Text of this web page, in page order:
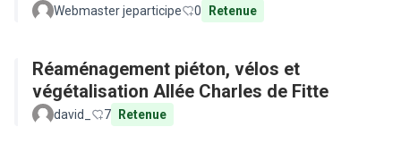
Webmaster jeparticipe 0 Retenue
Réaménagement piéton, vélos et
végétalisation Allée Charles de Fitte
david_ 7 Retenue